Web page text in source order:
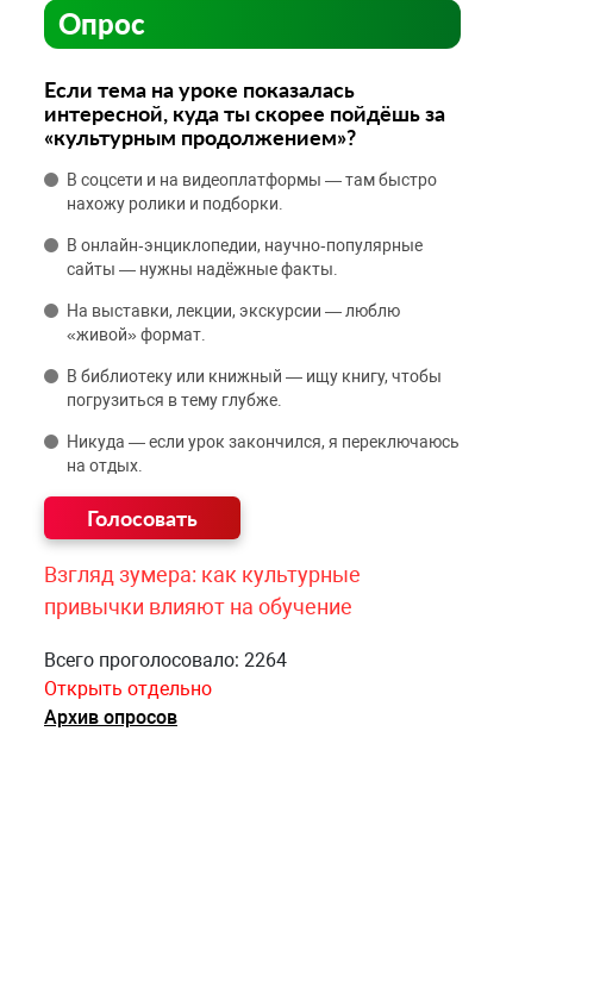
Опрос
Если тема на уроке показалась
интересной, куда ты скорее пойдёшь за
«культурным продолжением»?
В соцсети и на видеоплатформы — там быстро
нахожу ролики и подборки.
В онлайн‑энциклопедии, научно‑популярные
сайты — нужны надёжные факты.
На выставки, лекции, экскурсии — люблю
«живой» формат.
В библиотеку или книжный — ищу книгу, чтобы
погрузиться в тему глубже.
Никуда — если урок закончился, я переключаюсь
на отдых.
Взгляд зумера: как культурные
привычки влияют на обучение
Всего проголосовало: 2264
Открыть отдельно
Архив опросов